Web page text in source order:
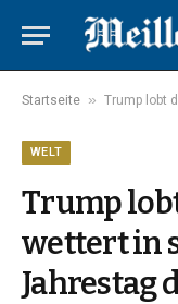
Startseite » Trump lobt die Armee und
WELT
Trump
wettert in
Jahrestag